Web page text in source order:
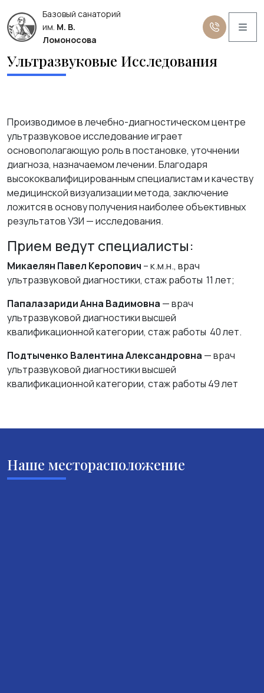
Базовый санаторий
им. М. В.
Ломоносова
Ультразвуковые Исследования
Производимое в лечебно-диагностическом центре
ультразвуковое исследование играет
основополагающую роль в постановке, уточнении
диагноза, назначаемом лечении. Благодаря
высококвалифицированным специалистам и качеству
медицинской визуализации метода, заключение
ложится в основу получения наиболее объективных
результатов УЗИ — исследования.
Прием ведут специалисты:
Микаелян Павел Керопович – к.м.н., врач
ультразвуковой диагностики, стаж работы 11 лет;
Папалазариди Анна Вадимовна — врач
ультразвуковой диагностики высшей
квалификационной категории, стаж работы 40 лет.
Подтыченко Валентина Александровна — врач
ультразвуковой диагностики высшей
квалификационной категории, стаж работы 49 лет
Наше месторасположение